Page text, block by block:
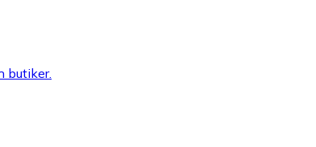
butiker.